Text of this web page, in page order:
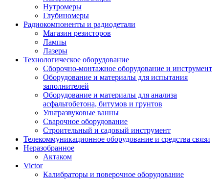
Нутромеры
Глубиномеры
Радиокомпоненты и радиодетали
Магазин резисторов
Лампы
Лазеры
Технологическое оборудование
Сборочно-монтажное оборудование и инструмент
Оборудование и материалы для испытания
заполнителей
Оборудование и материалы для анализа
асфальтобетона, битумов и грунтов
Ультразвуковые ванны
Сварочное оборудование
Строительный и садовый инструмент
Телекоммуникационное оборудование и средства связи
Неразобранное
Актаком
Victor
Калибраторы и поверочное оборудование